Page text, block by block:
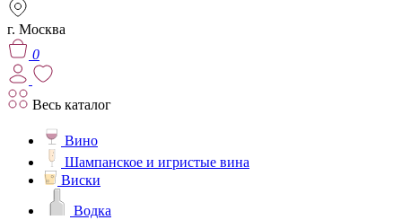
г. Москва
0
Весь каталог
Вино
Шампанское и игристые вина
Виски
Водка